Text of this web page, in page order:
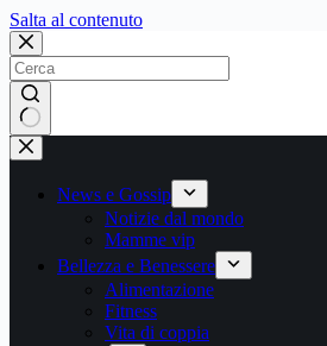
Salta al contenutoSalta
contenuto
Nessun
risultato
News e Gossip
Notizie dal mondo
Mamme vip
Bellezza e Benessere
Alimentazione
Fitness
Vita di coppia